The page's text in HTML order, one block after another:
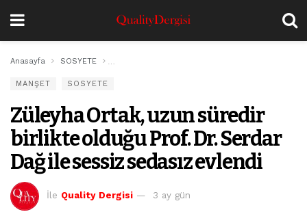
Anasayfa SOSYETE
MANŞET SOSYETE
Züleyha Ortak, uzun süredir
birlikte olduğu Prof. Dr. Serdar
Dağ ile sessiz sedasız evlendi
İle Quality Dergisi 3 ay gün